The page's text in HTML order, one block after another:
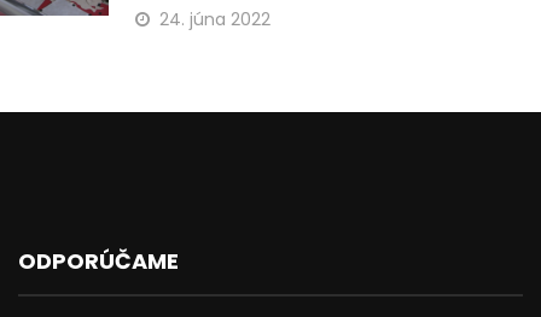
24. júna 2022
ODPORÚČAME